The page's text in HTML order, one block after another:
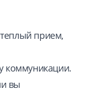
прием,
коммуникации.
вы